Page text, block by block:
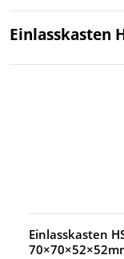
Einlasskasten
Einlasskasten